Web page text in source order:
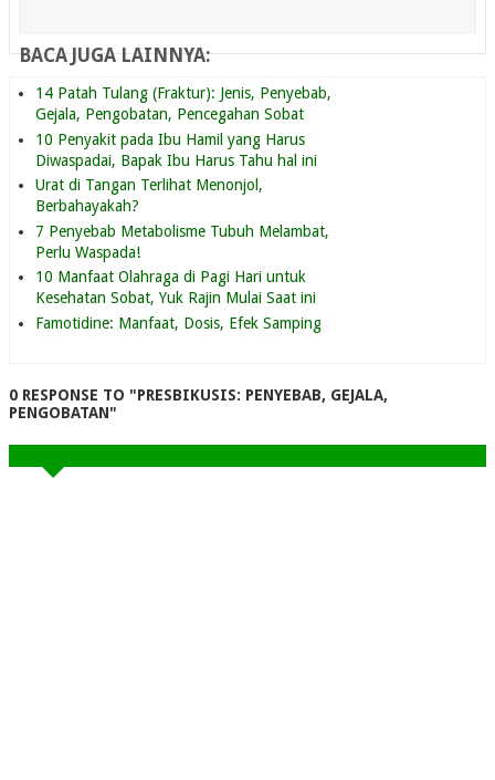
BACA JUGA LAINNYA:
14 Patah Tulang (Fraktur): Jenis, Penyebab,
Gejala, Pengobatan, Pencegahan Sobat
10 Penyakit pada Ibu Hamil yang Harus
Diwaspadai, Bapak Ibu Harus Tahu hal ini
Urat di Tangan Terlihat Menonjol,
Berbahayakah?
7 Penyebab Metabolisme Tubuh Melambat,
Perlu Waspada!
10 Manfaat Olahraga di Pagi Hari untuk
Kesehatan Sobat, Yuk Rajin Mulai Saat ini
Famotidine: Manfaat, Dosis, Efek Samping
0 RESPONSE TO "PRESBIKUSIS: PENYEBAB, GEJALA,
PENGOBATAN"